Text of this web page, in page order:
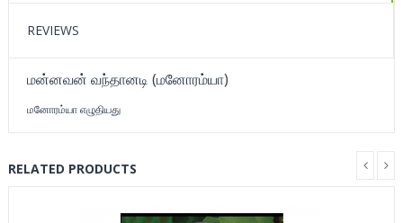
REVIEWS
மன்னவன் வந்தானடி (மனோரம்யா)
மனோரம்யா எழுதியது
RELATED PRODUCTS